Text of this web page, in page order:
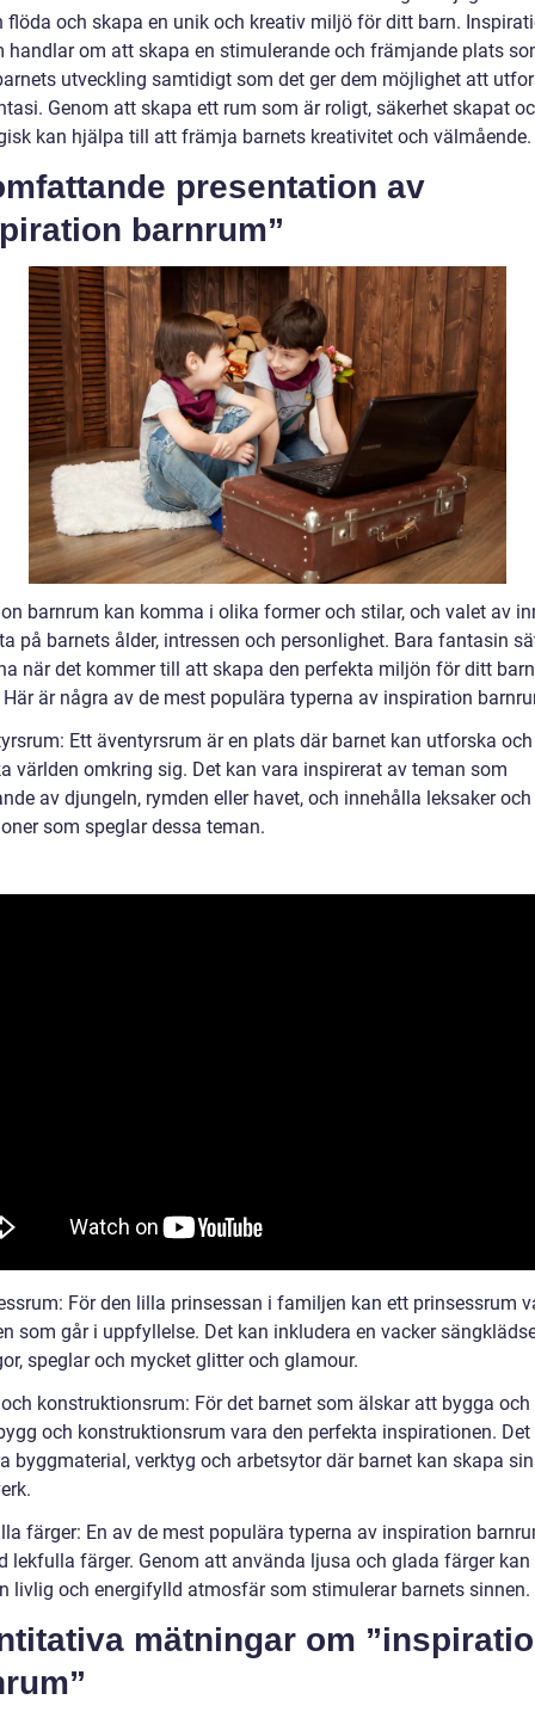
flöda och skapa en unik och kreativ miljö för ditt barn.
handlar om att skapa en stimulerande och främjande plats
utveckling samtidigt som det ger dem möjlighet att
Genom att skapa ett rum som är roligt, säkerhet skapat
kan hjälpa till att främja barnets kreativitet och välmående.
presentation av
barnrum”
barnrum kan komma i olika former och stilar, och valet av
på barnets ålder, intressen och personlighet. Bara fantasin
när det kommer till att skapa den perfekta miljön för ditt
Här är några av de mest populära typerna av inspiration
Ett äventyrsrum är en plats där barnet kan utforska och
världen omkring sig. Det kan vara inspirerat av teman som
av djungeln, rymden eller havet, och innehålla leksaker och
som speglar dessa teman.
För den lilla prinsessan i familjen kan ett prinsessrum
som går i uppfyllelse. Det kan inkludera en vacker
speglar och mycket glitter och glamour.
konstruktionsrum: För det barnet som älskar att bygga
och konstruktionsrum vara den perfekta inspirationen. Det
byggmaterial, verktyg och arbetsytor där barnet kan skapa
färger: En av de mest populära typerna av inspiration
lekfulla färger. Genom att använda ljusa och glada färger
livlig och energifylld atmosfär som stimulerar barnets sinnen.
mätningar om